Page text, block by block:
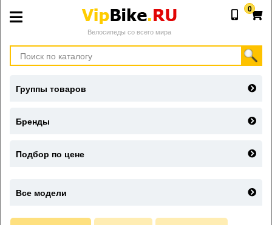
Велосипеды со всего мира
0
Группы товаров
Бренды
Подбор по цене
Все модели